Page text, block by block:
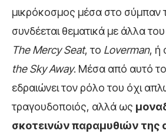
μικρόκοσμος μέσα στο σύμπαν
συνδέεται θεματικά με άλλα
The Mercy Seat, το Loverman, ή
the Sky Away. Μέσα από αυτό
εδραιώνει τον ρόλο του όχι
τραγουδοποιός, αλλά ως
σκοτεινών παραμυθιών της